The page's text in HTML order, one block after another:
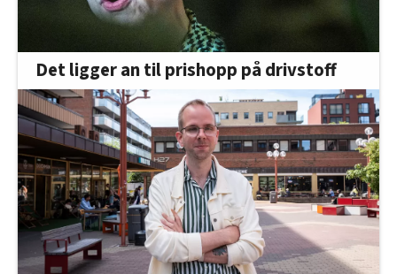
Det ligger an til prishopp på drivstoff